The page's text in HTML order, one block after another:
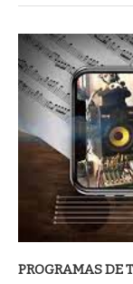
PROGRAMAS DE